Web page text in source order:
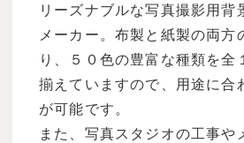
リーズナブルな写真撮影用背
メーカー。布製と紙製の両方
り、５０色の豊富な種類を全
揃えていますので、用途に合
が可能です。
また、写真スタジオの工事や